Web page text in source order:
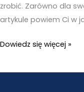
zrobić. Zarówno dla
artykule powiem Ci w
Jak
bloga?
Dowiedz się więcej »